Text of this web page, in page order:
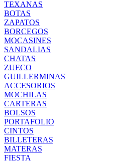
TEXANAS
BOTAS
ZAPATOS
BORCEGOS
MOCASINES
SANDALIAS
CHATAS
ZUECO
GUILLERMINAS
ACCESORIOS
MOCHILAS
CARTERAS
BOLSOS
PORTAFOLIO
CINTOS
BILLETERAS
MATERAS
FIESTA